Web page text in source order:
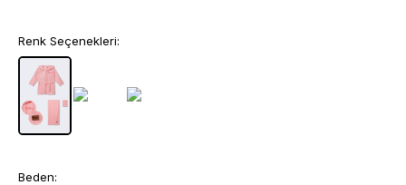
Renk Seçenekleri:
Beden: